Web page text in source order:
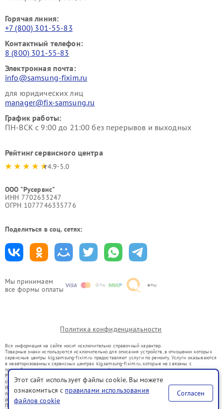
Мы принимаем
все формы оплаты
Горячая линия:
+7 (800) 301-55-83
Контактный телефон:
8 (800) 301-55-83
Электронная почта:
info@samsung-fixim.ru
для юридических лиц
manager@fix-samsung.ru
График работы:
ПН-ВСК с 9:00 до 21:00 без перерывов и выходных
Рейтинг сервисного центра
4.9-5.0
ООО "Русервис"
ИНН 7702633247
ОГРН 1077746335776
Поделиться в соц. сетях:
Политика конфиденциальности
Вся информация на сайте носит исключительно справочный характер.
Товарные знаки используются исключительно для описания устройств, в отношении которых
сервисные центры klg.samsung-fixim.ru предоставляют услуги по ремонту. Услуги оказываются
в неавторизованных сервисных центрах klg.samsung-fixim.ru, которые не связаны с
правообладателями товарных знаков или их официальными представителями.
Ремонт осуществляется для устройств, уже введенных в гражданский оборот в соответствии
со статьей 1487 ГК РФ.
Использование товарных знаков не преследует цели индивидуализации услуг или введения
потребителей в заблуждение, а служит для информирования о предоставляемых услугах по
ремонту техники указанных брендов.
Представленная на сайте информация не является публичной офертой, определяемой
Этот сайт использует файлы cookie. Вы можете
ознакомиться с правилами использования
файлов cookie
Согласен